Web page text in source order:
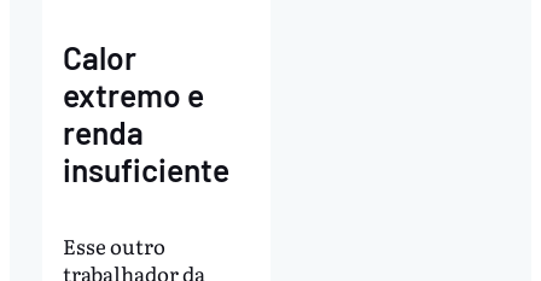
Calor
extremo e
renda
insuficiente
Esse outro
trabalhador da